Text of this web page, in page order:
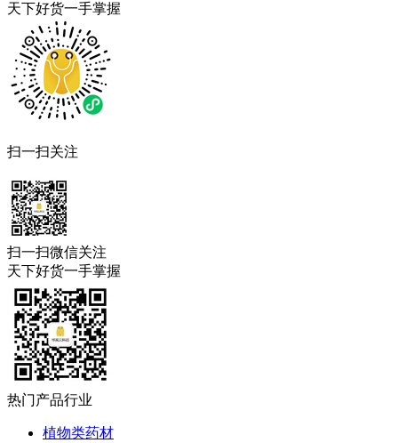
天下好货一手掌握
扫一扫关注
扫一扫微信关注
天下好货一手掌握
热门产品行业
植物类药材